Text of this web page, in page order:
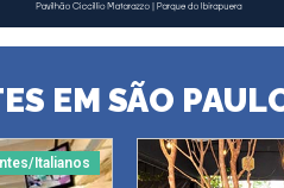
EM SÃO
Italianos